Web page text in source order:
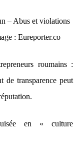
– Abus et violations
: Eureporter.co
roumains :
de transparence peut
en « culture